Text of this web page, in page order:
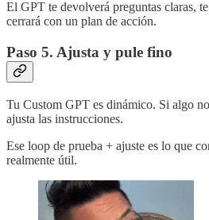
El GPT te devolverá preguntas claras,
cerrará con un plan de acción.
Paso 5. Ajusta y pule fino
Tu Custom GPT es dinámico. Si algo
ajusta las instrucciones.
Ese loop de prueba + ajuste es lo que
realmente útil.